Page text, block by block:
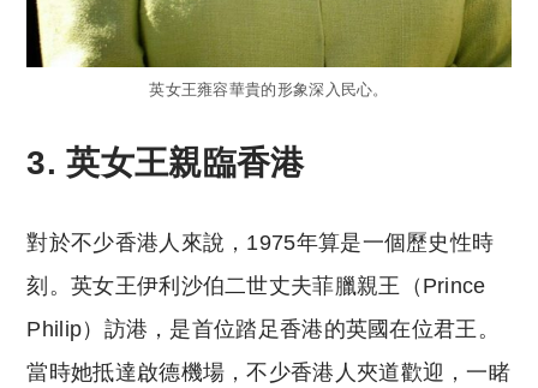
英女王雍容華貴的形象深入民心。
3. 英女王親臨香港
對於不少香港人來說，1975年算是一個歷史性時
刻。英女王伊利沙伯二世丈夫菲臘親王（Prince
Philip）訪港，是首位踏足香港的英國在位君王。
當時她抵達啟德機場，不少香港人夾道歡迎，一睹